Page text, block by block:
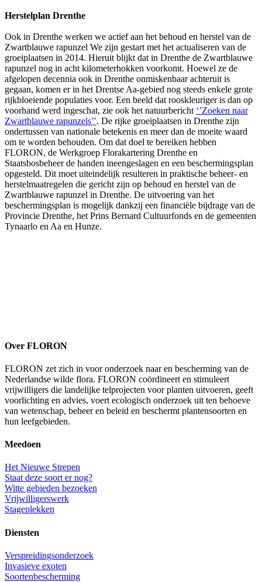
Herstelplan Drenthe
Ook in Drenthe werken we actief aan het behoud en herstel van de
Zwartblauwe rapunzel We zijn gestart met het actualiseren van de
groeiplaatsen in 2014. Hieruit blijkt dat in Drenthe de Zwartblauwe
rapunzel nog in acht kilometerhokken voorkomt. Hoewel ze de
afgelopen decennia ook in Drenthe onmiskenbaar achteruit is
gegaan, komen er in het Drentse Aa-gebied nog steeds enkele grote
rijkbloeiende populaties voor. Een beeld dat rooskleuriger is dan op
voorhand werd ingeschat, zie ook het natuurbericht ‘’Zoeken naar
Zwartblauwe rapunzels’’. De rijke groeiplaatsen in Drenthe zijn
ondertussen van nationale betekenis en meer dan de moeite waard
om te worden behouden. Om dat doel te bereiken hebben
FLORON, de Werkgroep Florakartering Drenthe en
Staatsbosbeheer de handen ineengeslagen en een beschermingsplan
opgesteld. Dit moet uiteindelijk resulteren in praktische beheer- en
herstelmaatregelen die gericht zijn op behoud en herstel van de
Zwartblauwe rapunzel in Drenthe. De uitvoering van het
beschermingsplan is mogelijk dankzij een financiële bijdrage van de
Provincie Drenthe, het Prins Bernard Cultuurfonds en de gemeenten
Tynaarlo en Aa en Hunze.
Over FLORON
FLORON zet zich in voor onderzoek naar en bescherming van de
Nederlandse wilde flora. FLORON coördineert en stimuleert
vrijwilligers die landelijke telprojecten voor planten uitvoeren, geeft
voorlichting en advies, voert ecologisch onderzoek uit ten behoeve
van wetenschap, beheer en beleid en beschermt plantensoorten en
hun leefgebieden.
Meedoen
Het Nieuwe Strepen
Staat deze soort er nog?
Witte gebieden bezoeken
Vrijwilligerswerk
Stageplekken
Diensten
Verspreidingsonderzoek
Invasieve exoten
Soortenbescherming